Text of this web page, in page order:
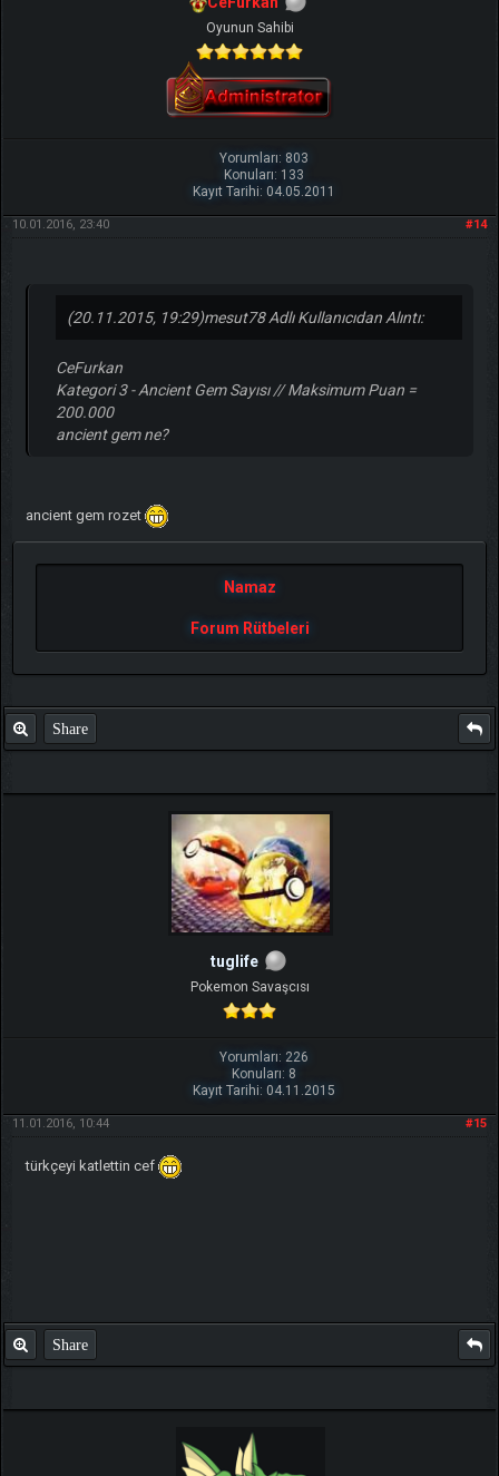
Oyunun Sahibi
Yorumları: 803
Konuları: 133
Kayıt Tarihi: 04.05.2011
#14
10.01.2016, 23:40
(20.11.2015, 19:29)mesut78 Adlı Kullanıcıdan Alıntı:
CeFurkan
Kategori 3 - Ancient Gem Sayısı // Maksimum Puan =
200.000
ancient gem ne?
ancient gem rozet
Namaz
Forum Rütbeleri
Share
tuglife
Pokemon Savaşcısı
Yorumları: 226
Konuları: 8
Kayıt Tarihi: 04.11.2015
#15
11.01.2016, 10:44
türkçeyi katlettin cef
Share